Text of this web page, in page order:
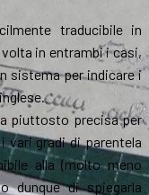
traducibile in
in entrambi i casi,
sistema per indicare i
piuttosto precisa per
vari gradi di parentela
alla (molto meno
dunque di spiegarla